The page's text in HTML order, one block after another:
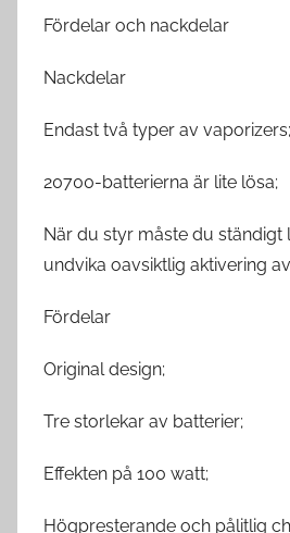
Fördelar och nackdelar
Nackdelar
Endast två typer av vaporizers;
20700-batterierna är lite lösa;
När du styr måste du ständigt
undvika oavsiktlig aktivering
Fördelar
Original design;
Tre storlekar av batterier;
Effekten på 100 watt;
Högpresterande och pålitlig